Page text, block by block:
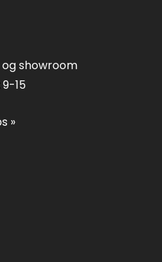
showroom
15
»